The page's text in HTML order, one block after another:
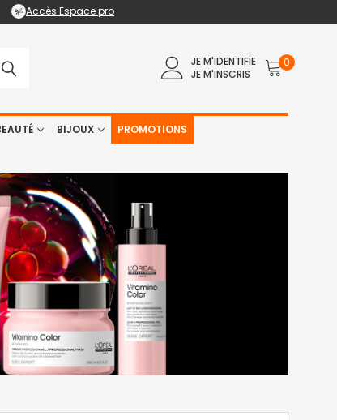
Accès Espace pro
JE M'IDENTIFIE
JE M'INSCRIS
0
BIJOUX PROMOTIONS